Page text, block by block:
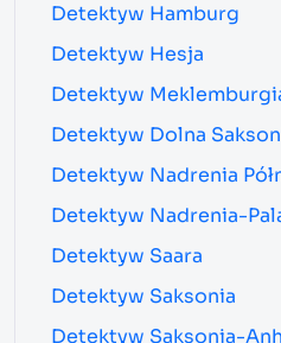
Detektyw Hamburg
Detektyw Hesja
Detektyw
Detektyw Dolna
Detektyw Nadrenia
Detektyw Nadrenia-
Detektyw Saara
Detektyw Saksonia
Detektyw Saksonia-